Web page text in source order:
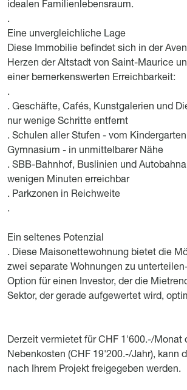
idealen Familienlebensraum.
.
Eine unvergleichliche Lage
Diese Immobilie befindet sich in der
Herzen der Altstadt von Saint-Maurice
einer bemerkenswerten Erreichbarkeit:
.
. Geschäfte, Cafés, Kunstgalerien und
nur wenige Schritte entfernt
. Schulen aller Stufen - vom
Gymnasium - in unmittelbarer Nähe
. SBB-Bahnhof, Buslinien und
wenigen Minuten erreichbar
. Parkzonen in Reichweite
.
Ein seltenes Potenzial
. Diese Maisonettewohnung bietet die
zwei separate Wohnungen zu
Option für einen Investor, der die
Sektor, der gerade aufgewertet wird,
Derzeit vermietet für CHF 1'600.-/Monat
Nebenkosten (CHF 19'200.-/Jahr), kann
nach Ihrem Projekt freigegeben werden.